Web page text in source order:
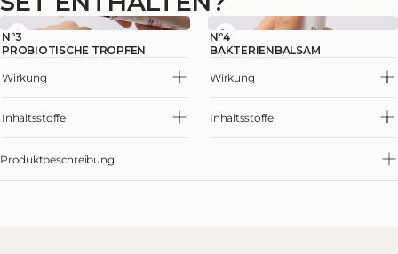
Nº3
PROBIOTISCHE TROPFEN
Wirkung
Inhaltsstoffe
Nº4
BAKTERIENBALSAM
Wirkung
Inhaltsstoffe
Produktbeschreibung